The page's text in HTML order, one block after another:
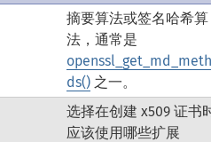
摘要算法或签名哈希算
法，通常是
ds()之一。
选择在创建 x509 证书
应该使用哪些扩展